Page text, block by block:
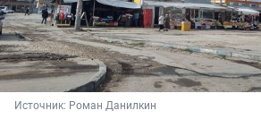
Источник: Роман Данилкин